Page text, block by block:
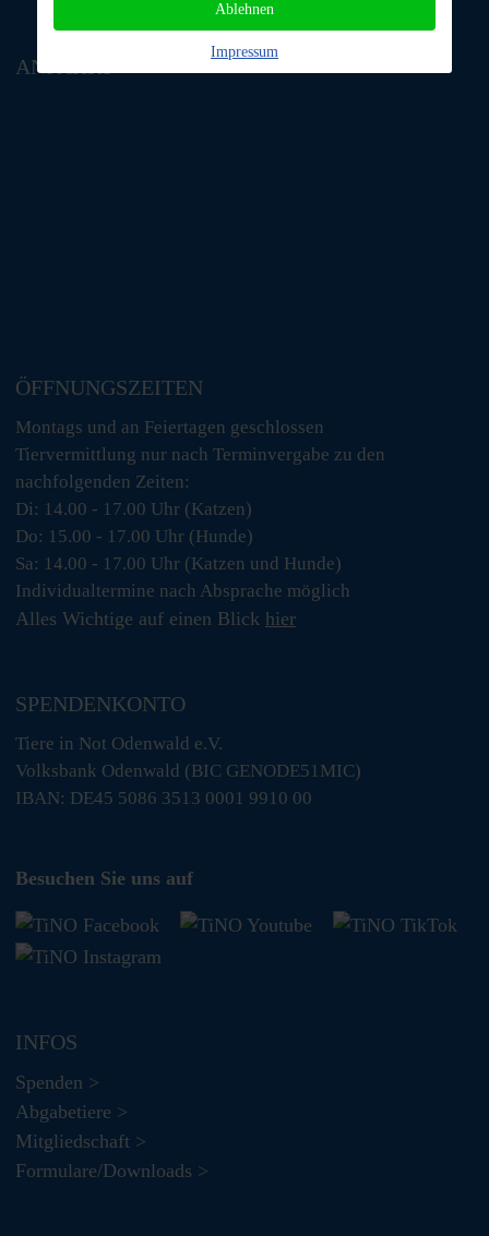
ANFAHRT
ÖFFNUNGSZEITEN
Montags und an Feiertagen geschlossen
Tiervermittlung nur nach Terminvergabe zu den
nachfolgenden Zeiten:
Di: 14.00 - 17.00 Uhr (Katzen)
Do: 15.00 - 17.00 Uhr (Hunde)
Sa: 14.00 - 17.00 Uhr (Katzen und Hunde)
Individualtermine nach Absprache möglich
Alles Wichtige auf einen Blick hier
SPENDENKONTO
Tiere in Not Odenwald e.V.
Volksbank Odenwald (BIC GENODE51MIC)
IBAN: DE45 5086 3513 0001 9910 00
Besuchen Sie uns auf
INFOS
Spenden >
Abgabetiere >
Mitgliedschaft >
Formulare/Downloads >
Ablehnen
Impressum